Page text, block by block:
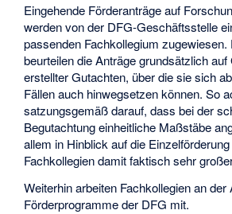
Eingehende Förderanträge auf
werden von der DFG-Geschäftsstelle
passenden Fachkollegium zugewiesen.
beurteilen die Anträge grundsätzlich auf
erstellter Gutachten, über die sie sich
Fällen auch hinwegsetzen können. So
satzungsgemäß darauf, dass bei der
Begutachtung einheitliche Maßstäbe
allem in Hinblick auf die
Fachkollegien damit faktisch sehr
Weiterhin arbeiten Fachkollegien an
Förderprogramme der DFG mit.